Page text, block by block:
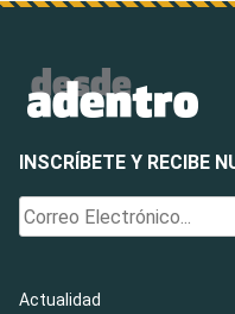
INSCRÍBETE Y RECIBE
Actualidad